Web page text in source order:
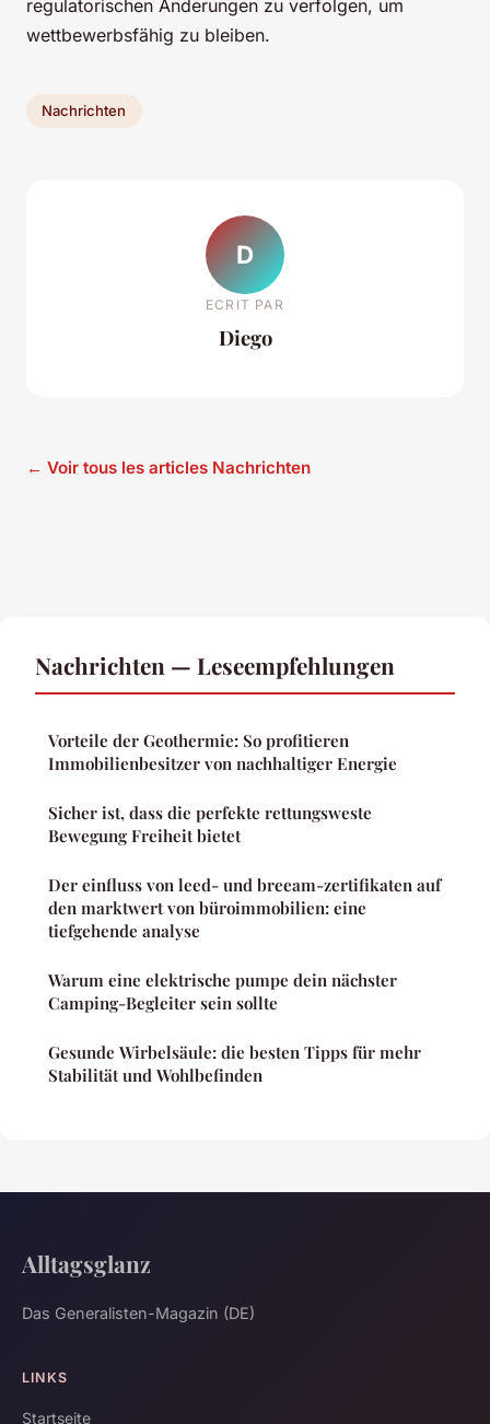
regulatorischen Änderungen zu verfolgen, um
wettbewerbsfähig zu bleiben.
Nachrichten
D
ECRIT PAR
Diego
← Voir tous les articles Nachrichten
Nachrichten — Leseempfehlungen
Vorteile der Geothermie: So profitieren
Immobilienbesitzer von nachhaltiger Energie
Sicher ist, dass die perfekte rettungsweste
Bewegung Freiheit bietet
Der einfluss von leed- und breeam-zertifikaten auf
den marktwert von büroimmobilien: eine
tiefgehende analyse
Warum eine elektrische pumpe dein nächster
Camping-Begleiter sein sollte
Gesunde Wirbelsäule: die besten Tipps für mehr
Stabilität und Wohlbefinden
Alltagsglanz
Das Generalisten-Magazin (DE)
LINKS
Startseite